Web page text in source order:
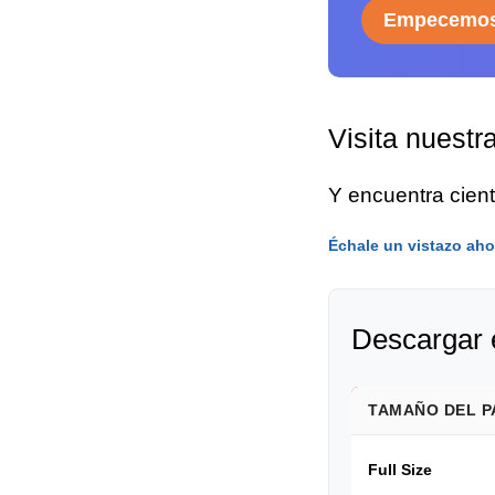
Visita
Y encuentra
Échale un vistazo
Descargar
TAMAÑO DEL
Full Size